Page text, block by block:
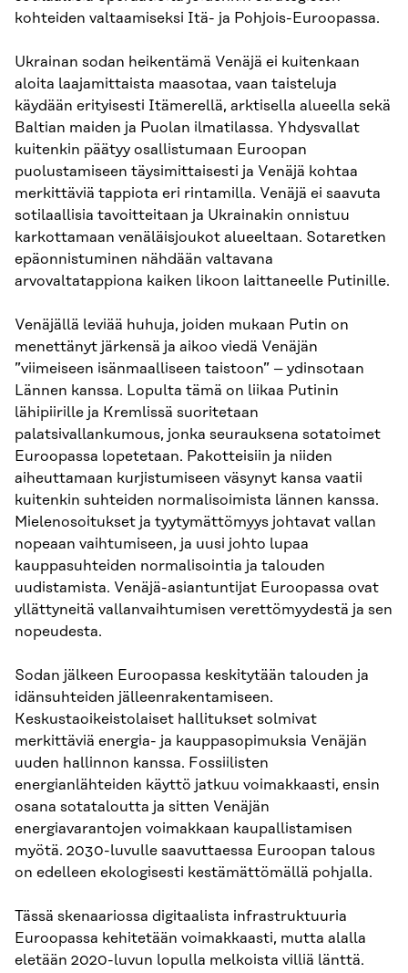
kohteiden valtaamiseksi Itä- ja Pohjois-Euroopassa.
Ukrainan sodan heikentämä Venäjä ei kuitenkaan
aloita laajamittaista maasotaa, vaan taisteluja
käydään erityisesti Itämerellä, arktisella alueella sekä
Baltian maiden ja Puolan ilmatilassa. Yhdysvallat
kuitenkin päätyy osallistumaan Euroopan
puolustamiseen täysimittaisesti ja Venäjä kohtaa
merkittäviä tappiota eri rintamilla. Venäjä ei saavuta
sotilaallisia tavoitteitaan ja Ukrainakin onnistuu
karkottamaan venäläisjoukot alueeltaan. Sotaretken
epäonnistuminen nähdään valtavana
arvovaltatappiona kaiken likoon laittaneelle Putinille.
Venäjällä leviää huhuja, joiden mukaan Putin on
menettänyt järkensä ja aikoo viedä Venäjän
”viimeiseen isänmaalliseen taistoon” – ydinsotaan
Lännen kanssa. Lopulta tämä on liikaa Putinin
lähipiirille ja Kremlissä suoritetaan
palatsivallankumous, jonka seurauksena sotatoimet
Euroopassa lopetetaan. Pakotteisiin ja niiden
aiheuttamaan kurjistumiseen väsynyt kansa vaatii
kuitenkin suhteiden normalisoimista lännen kanssa.
Mielenosoitukset ja tyytymättömyys johtavat vallan
nopeaan vaihtumiseen, ja uusi johto lupaa
kauppasuhteiden normalisointia ja talouden
uudistamista. Venäjä-asiantuntijat Euroopassa ovat
yllättyneitä vallanvaihtumisen verettömyydestä ja sen
nopeudesta.
Sodan jälkeen Euroopassa keskitytään talouden ja
idänsuhteiden jälleenrakentamiseen.
Keskustaoikeistolaiset hallitukset solmivat
merkittäviä energia- ja kauppasopimuksia Venäjän
uuden hallinnon kanssa. Fossiilisten
energianlähteiden käyttö jatkuu voimakkaasti, ensin
osana sotataloutta ja sitten Venäjän
energiavarantojen voimakkaan kaupallistamisen
myötä. 2030-luvulle saavuttaessa Euroopan talous
on edelleen ekologisesti kestämättömällä pohjalla.
Tässä skenaariossa digitaalista infrastruktuuria
Euroopassa kehitetään voimakkaasti, mutta alalla
eletään 2020-luvun lopulla melkoista villiä länttä.